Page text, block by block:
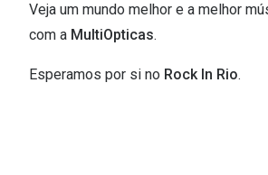
Veja um mundo melhor e a melhor
com a MultiOpticas.
Esperamos por si no Rock In Rio.